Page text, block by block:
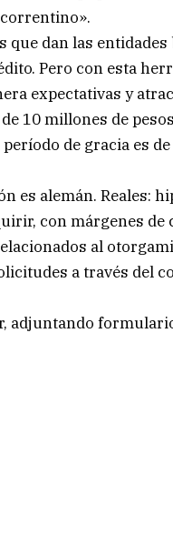
que dan las
Pero con esta
expectativas y
10 millones de
de gracia es
es alemán. Reales:
con márgenes
al
a través del
, adjuntando